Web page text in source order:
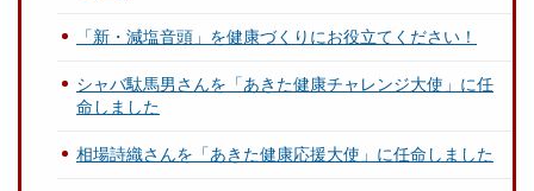
「新・減塩音頭」を健康づくりにお役立てください！
シャバ駄馬男さんを「あきた健康チャレンジ大使」に任
命しました
相場詩織さんを「あきた健康応援大使」に任命しました